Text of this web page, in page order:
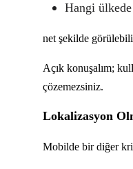
Hangi ülkede
net şekilde
Açık konuşalım;
çözemezsiniz.
Lokalizasyon
Mobilde bir diğer